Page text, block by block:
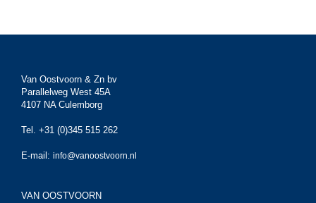
Van Oostvoorn & Zn bv
Parallelweg West 45A
4107 NA Culemborg
Tel. +31 (0)345 515 262
E-mail: info@vanoostvoorn.nl
VAN OOSTVOORN